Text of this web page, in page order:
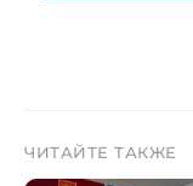
ЧИТАЙТЕ ТАКЖЕ